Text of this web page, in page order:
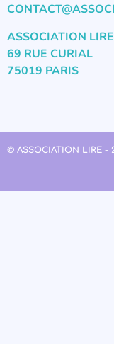
ASSOCIATION LIRE
69 RUE CURIAL
75019 PARIS
© ASSOCIATION LIRE -